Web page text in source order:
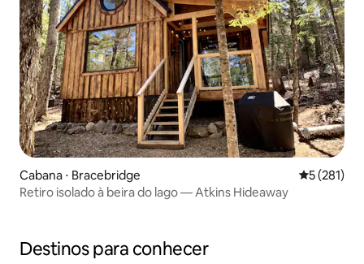
Cabana ⋅ Bracebridge 5 de uma
5 (281)
Retiro isolado à beira do lago — Atkins Hideaway
Destinos para conhecer